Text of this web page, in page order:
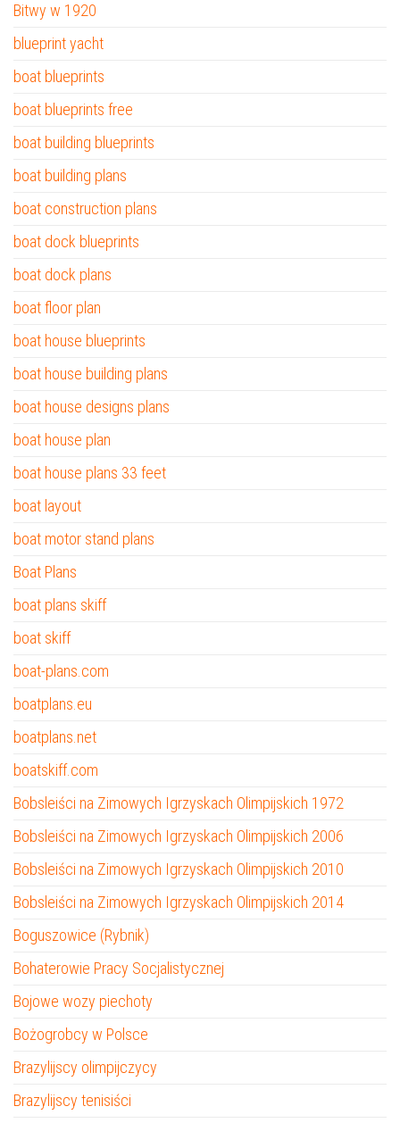
Bitwy w 1920
blueprint yacht
boat blueprints
boat blueprints free
boat building blueprints
boat building plans
boat construction plans
boat dock blueprints
boat dock plans
boat floor plan
boat house blueprints
boat house building plans
boat house designs plans
boat house plan
boat house plans 33 feet
boat layout
boat motor stand plans
Boat Plans
boat plans skiff
boat skiff
boat-plans.com
boatplans.eu
boatplans.net
boatskiff.com
Bobsleiści na Zimowych Igrzyskach Olimpijskich 1972
Bobsleiści na Zimowych Igrzyskach Olimpijskich 2006
Bobsleiści na Zimowych Igrzyskach Olimpijskich 2010
Bobsleiści na Zimowych Igrzyskach Olimpijskich 2014
Boguszowice (Rybnik)
Bohaterowie Pracy Socjalistycznej
Bojowe wozy piechoty
Bożogrobcy w Polsce
Brazylijscy olimpijczycy
Brazylijscy tenisiści